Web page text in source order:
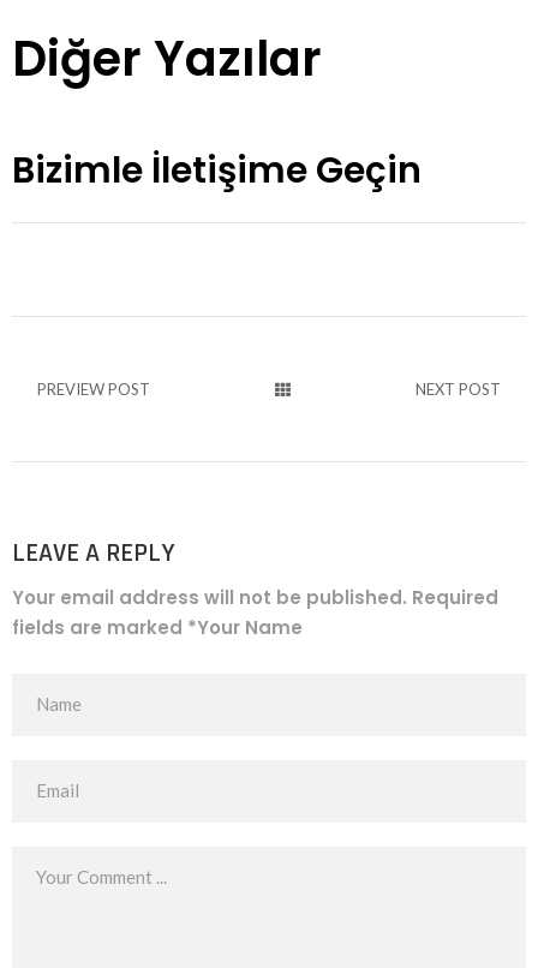
Diğer Yazılar
Bizimle İletişime Geçin
PREVIEW POST NEXT POST
LEAVE A REPLY
Your email address will not be published. Required
fields are marked *Your Name